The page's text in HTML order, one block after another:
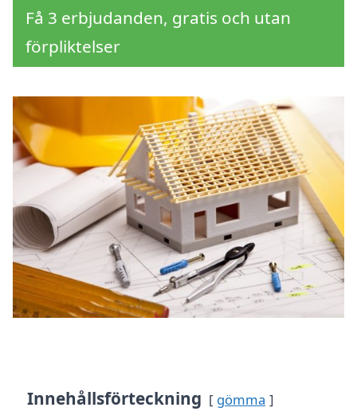
Få 3 erbjudanden, gratis och utan
förpliktelser
Innehållsförteckning gömma